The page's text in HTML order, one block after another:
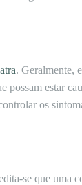
. Geralmente,
estar
os
se que uma